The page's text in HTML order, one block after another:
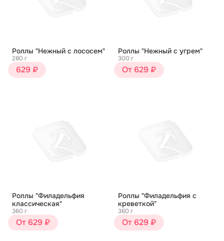
Роллы "Нежный с лососем"
280 г
629 ₽
Роллы "Нежный с угрем"
300 г
От 629 ₽
Роллы "Филадельфия
классическая"
360 г
От 629 ₽
Роллы "Филадельфия с
креветкой"
360 г
От 629 ₽